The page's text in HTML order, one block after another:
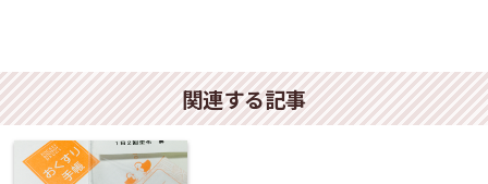
関連する記事